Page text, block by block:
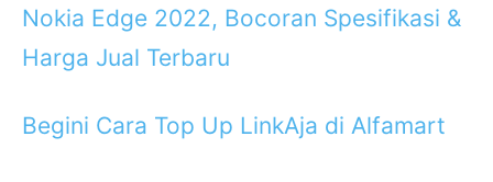
Nokia Edge 2022, Bocoran Spesifikasi &
Harga Jual Terbaru
Begini Cara Top Up LinkAja di Alfamart